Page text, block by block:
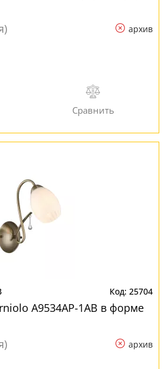
архив
25704
A9534AP-1AB в форме
архив